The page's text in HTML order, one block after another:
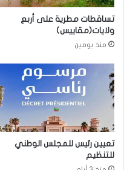
تساقطات مطرية على أربع
ولايات(مقاييس)
منذ يومين
تعيين رئيس للمجلس الوطني
للتنظيم